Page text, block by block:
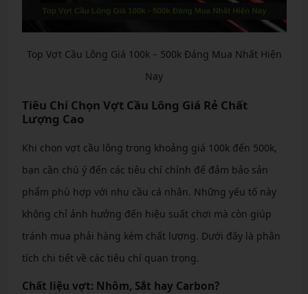
Top Vợt Cầu Lông Giá 100k – 500k Đáng Mua Nhất Hiện
Nay
Tiêu Chí Chọn Vợt Cầu Lông Giá Rẻ Chất
Lượng Cao
Khi chọn vợt cầu lông trong khoảng giá 100k đến 500k,
bạn cần chú ý đến các tiêu chí chính để đảm bảo sản
phẩm phù hợp với nhu cầu cá nhân. Những yếu tố này
không chỉ ảnh hưởng đến hiệu suất chơi mà còn giúp
tránh mua phải hàng kém chất lượng. Dưới đây là phân
tích chi tiết về các tiêu chí quan trọng.
Chất liệu vợt: Nhôm, Sắt hay Carbon?